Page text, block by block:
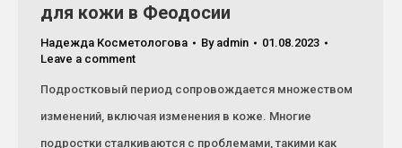
для кожи в Феодосии
Надежда Косметологова By admin
01.08.2023
Leave a comment
Подростковый период сопровождается множеством
изменений, включая изменения в коже. Многие
подростки сталкиваются с проблемами, такими как